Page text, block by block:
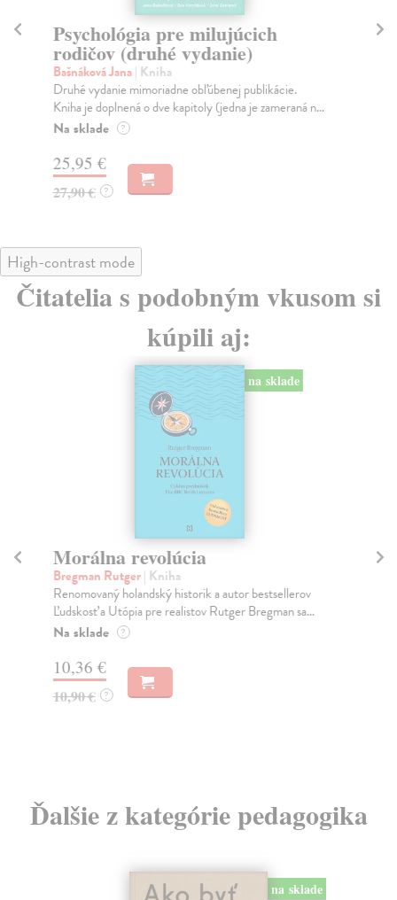
Psychológia pre milujúcich
rodičov (druhé vydanie)
Bašnáková Jana| Kniha
Druhé vydanie mimoriadne obľúbenej publikácie.
Kniha je doplnená o dve kapitoly (jedna je zameraná n...
Na sklade ?
25,95 €
27,90 € ?
High-contrast mode
Čitatelia s podobným vkusom si
kúpili aj:
na sklade
Morálna revolúcia
Bregman Rutger| Kniha
Renomovaný holandský historik a autor bestsellerov
Ľudskosť a Utópia pre realistov Rutger Bregman sa...
Na sklade ?
10,36 €
10,90 € ?
Ďalšie z kategórie pedagogika
na sklade